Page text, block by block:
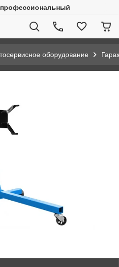
профессиональный
оборудование